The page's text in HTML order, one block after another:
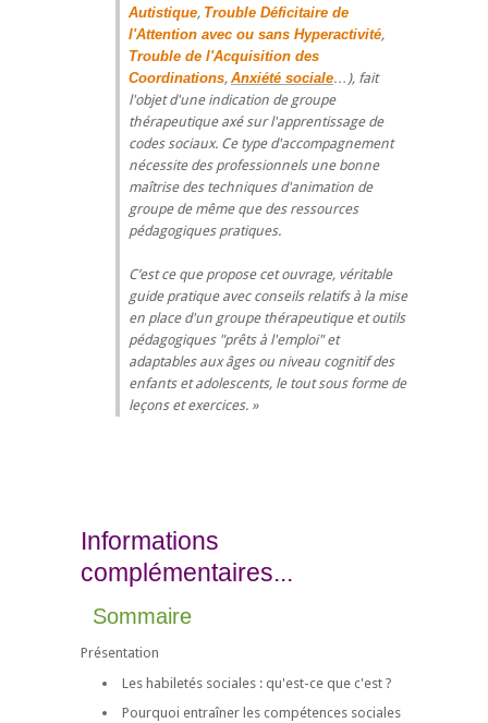
Autistique, Trouble Déficitaire de
l'Attention avec ou sans Hyperactivité,
Trouble de l'Acquisition des
Coordinations, Anxiété sociale…), fait
l'objet d'une indication de groupe
thérapeutique axé sur l'apprentissage de
codes sociaux. Ce type d'accompagnement
nécessite des professionnels une bonne
maîtrise des techniques d'animation de
groupe de même que des ressources
pédagogiques pratiques.
C’est ce que propose cet ouvrage, véritable
guide pratique avec conseils relatifs à la mise
en place d'un groupe thérapeutique et outils
pédagogiques "prêts à l'emploi" et
adaptables aux âges ou niveau cognitif des
enfants et adolescents, le tout sous forme de
leçons et exercices.
Informations
complémentaires...
Sommaire
Présentation
Les habiletés sociales : qu'est-ce que c'est ?
Pourquoi entraîner les compétences sociales